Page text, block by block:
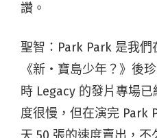
讚。
聖智：Park Park 是我
《新・寶島少年？》後
時 Legacy 的發片專場
度很慢，但在演完 Park